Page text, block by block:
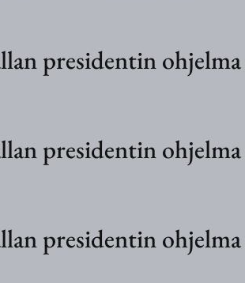
presidentin ohjelma
presidentin ohjelma
presidentin ohjelma